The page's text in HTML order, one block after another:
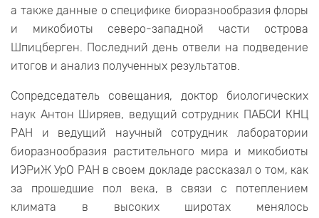
а также данные о специфике биоразнообразия флоры
и микобиоты северо-западной части острова
Шпицберген. Последний день отвели на подведение
итогов и анализ полученных результатов.
Сопредседатель совещания, доктор биологических
наук Антон Ширяев, ведущий сотрудник ПАБСИ КНЦ
РАН и ведущий научный сотрудник лаборатории
биоразнообразия растительного мира и микобиоты
ИЭРиЖ УрО РАН в своем докладе рассказал о том, как
за прошедшие пол века, в связи с потеплением
климата в высоких широтах менялось